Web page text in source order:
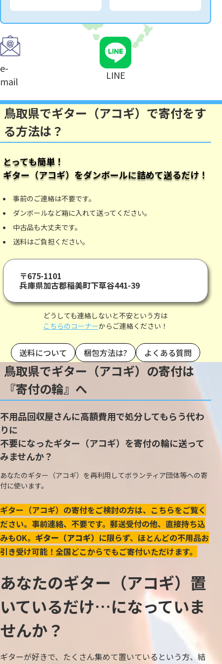
e-
mail
LINE
鳥取県でギター（アコギ）で寄付をす
る方法は？
とっても簡単！
ギター（アコギ） をダンボールに詰めて送るだけ！
事前のご連絡は不要です。
ダンボールなど箱に入れて送ってください。
中古品も大丈夫です。
送料はご負担ください。
〒675-1101
兵庫県加古郡稲美町下草谷441-39
どうしても連絡しないと不安という方は
こちらのコーナーからご連絡ください！
送料について 梱包方法は? よくある質問
鳥取県でギター（アコギ）の寄付は
『寄付の輪』へ
不用品回収屋さんに高額費用で処分してもらう代わ
りに
不要になったギター（アコギ）を寄付の輪に送って
みませんか？
あなたのギター（アコギ）を再利用してボランティア団体等への寄
付に使います。
ギター（アコギ）の寄付をご検討の方は、こちらをご覧く
ださい。事前連絡、不要です。郵送受付の他、直接持ち込
みもOK。 ギター（アコギ） に限らず、ほとんどの不用品お
引き受け可能！全国どこからでもご寄付いただけます。
あなたのギター（アコギ）置
いているだけ…になっていま
せんか？
ギターが好きで、たくさん集めて置いているという方、結